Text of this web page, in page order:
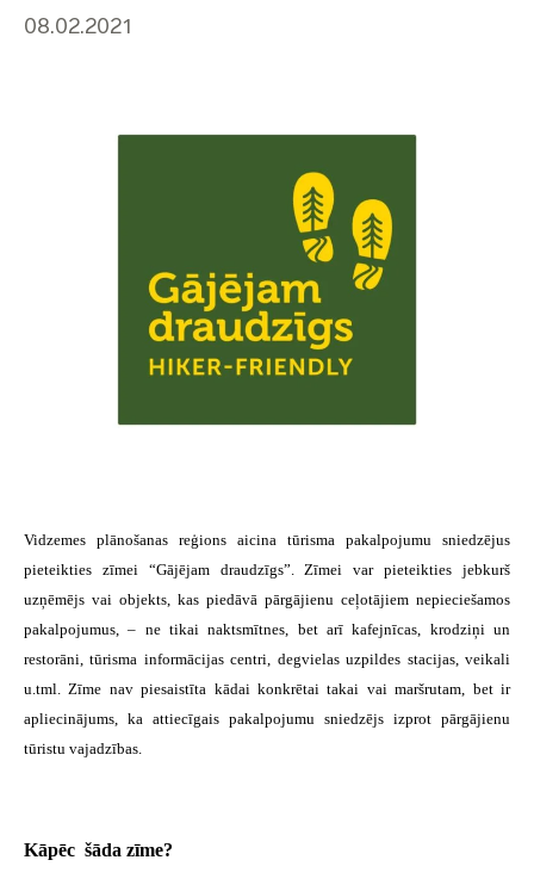
08.02.2021
Vidzemes plānošanas reģions aicina tūrisma pakalpojumu sniedzējus
pieteikties zīmei “Gājējam draudzīgs”. Zīmei var pieteikties jebkurš
uzņēmējs vai objekts, kas piedāvā pārgājienu ceļotājiem nepieciešamos
pakalpojumus, – ne tikai naktsmītnes, bet arī kafejnīcas, krodziņi un
restorāni, tūrisma informācijas centri, degvielas uzpildes stacijas, veikali
u.tml. Zīme nav piesaistīta kādai konkrētai takai vai maršrutam, bet ir
apliecinājums, ka attiecīgais pakalpojumu sniedzējs izprot pārgājienu
tūristu vajadzības.
Kāpēc šāda zīme?